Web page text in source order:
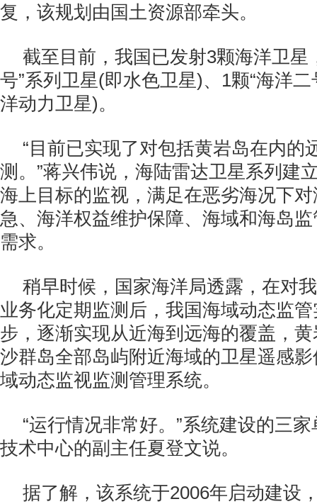
复，该规划由国土资源部牵头。
截至目前，我国已发射3颗海洋卫星
号”系列卫星(即水色卫星)、1颗“海洋
洋动力卫星)。
“目前已实现了对包括黄岩岛在内的
测。”蒋兴伟说，海陆雷达卫星系列建
海上目标的监视，满足在恶劣海况下
急、海洋权益维护保障、海域和海岛
需求。
稍早时候，国家海洋局透露，在对
业务化定期监测后，我国海域动态监
步，逐渐实现从近海到远海的覆盖，
沙群岛全部岛屿附近海域的卫星遥感
域动态监视监测管理系统。
“运行情况非常好。”系统建设的三
技术中心的副主任夏登文说。
据了解，该系统于2006年启动建设